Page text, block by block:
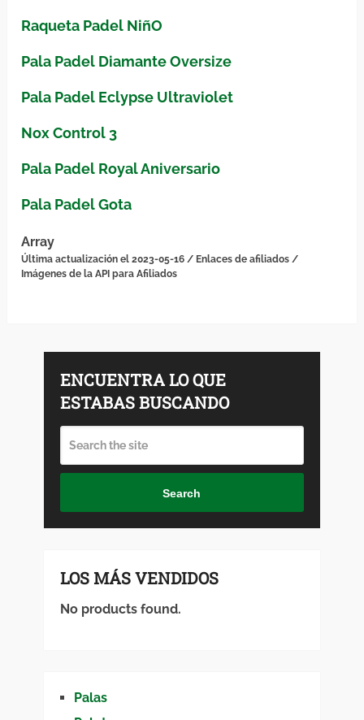
Raqueta Padel NiñO
Pala Padel Diamante Oversize
Pala Padel Eclypse Ultraviolet
Nox Control 3
Pala Padel Royal Aniversario
Pala Padel Gota
Array
Última actualización el 2023-05-16 / Enlaces de afiliados /
Imágenes de la API para Afiliados
ENCUENTRA LO QUE
ESTABAS BUSCANDO
Search
LOS MÁS VENDIDOS
No products found.
Palas